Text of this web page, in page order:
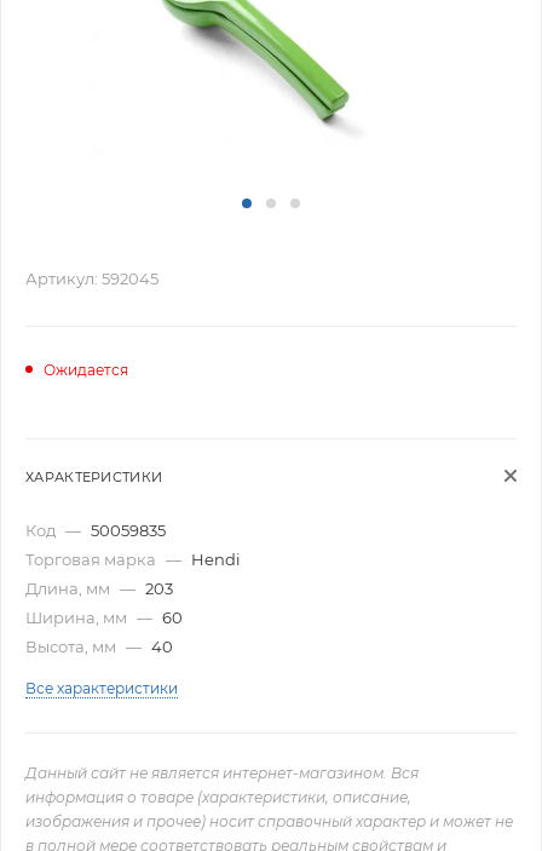
Артикул: 592045
Ожидается
ХАРАКТЕРИСТИКИ
Код — 50059835
Торговая марка — Hendi
Длина, мм — 203
Ширина, мм — 60
Высота, мм — 40
Все характеристики
Данный сайт не является интернет-магазином. Вся
информация о товаре (характеристики, описание,
изображения и прочее) носит справочный характер и может не
в полной мере соответствовать реальным свойствам и